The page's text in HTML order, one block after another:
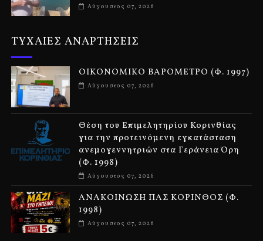
Αύγουστος 07, 2026
ΤΥΧΑΙΕΣ ΑΝΑΡΤΗΣΕΙΣ
ΟΙΚΟΝΟΜΙΚΟ ΒΑΡΟΜΕΤΡΟ (Φ. 1997)
Αύγουστος 07, 2026
Θέση του Επιμελητηρίου Κορινθίας
για την προτεινόμενη εγκατάσταση
ανεμογεννητριών στα Γεράνεια Όρη
(Φ. 1998)
Αύγουστος 07, 2026
ΑΝΑΚΟΙΝΩΣΗ ΠΑΣ ΚΟΡΙΝΘΟΣ (Φ.
1998)
Αύγουστος 07, 2026